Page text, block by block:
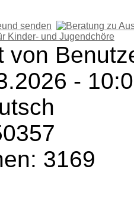
von
-
3169